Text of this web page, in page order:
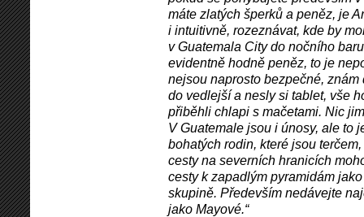
máte zlatých šperků a peněz, je
i intuitivně, rozeznávat, kde by
v Guatemala City do nočního
evidentně hodně peněz, to je
nejsou naprosto bezpečné,
do vedlejší a nesly si tablet, vše
přiběhli chlapi s mačetami. Nic
V Guatemale jsou i únosy, ale to
bohatých rodin, které jsou
cesty na severních hranicích
cesty k zapadlým pyramidám
skupině. Především nedávejte
jako Mayové.“